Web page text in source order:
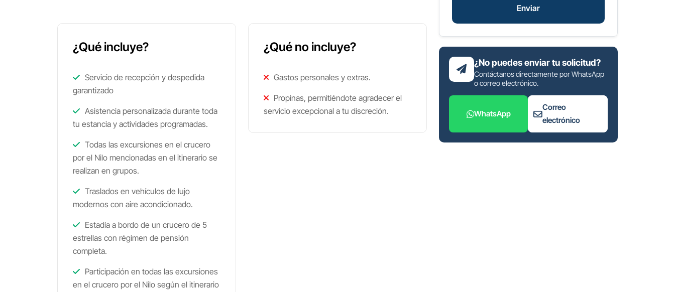
¿Qué incluye?
Servicio de recepción y despedida
garantizado
Asistencia personalizada durante toda
tu estancia y actividades programadas.
Todas las excursiones en el crucero
por el Nilo mencionadas en el itinerario se
realizan en grupos.
Traslados en vehículos de lujo
modernos con aire acondicionado.
Estadía a bordo de un crucero de 5
estrellas con régimen de pensión
completa.
Participación en todas las excursiones
en el crucero por el Nilo según el itinerario
¿Qué no incluye?
Gastos personales y extras.
Propinas, permitiéndote agradecer el
servicio excepcional a tu discreción.
Enviar
¿No puedes enviar tu solicitud?
Contáctanos directamente por WhatsApp
o correo electrónico.
WhatsApp
Correo
electrónico